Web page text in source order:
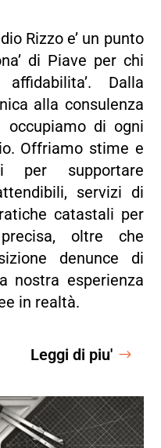
Rizzo e’ un punto
di Piave per chi
Dalla
alla consulenza
occupiamo di ogni
Offriamo stime e
per supportare
servizi di
catastali per
oltre che
denunce di
nostra esperienza
in realtà.
Leggi di piu'